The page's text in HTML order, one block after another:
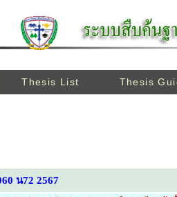
Thesis List Thesis
น72 2567